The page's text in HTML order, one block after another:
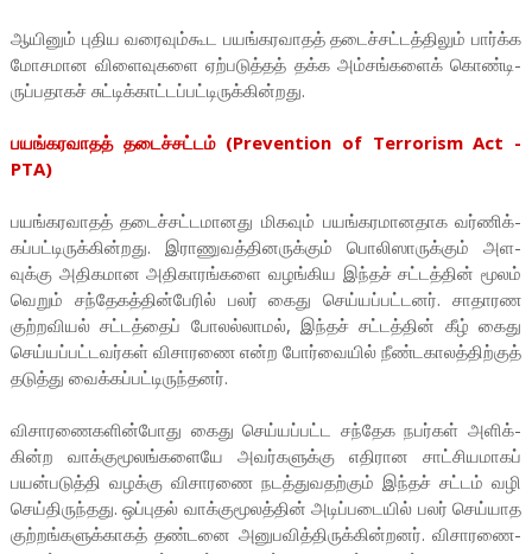
ஆயினும் புதிய வரை­வும்­கூட பயங்­க­ர­வாதத் தடைச்­சட்­டத்­திலும் பார்க்க
மோச­மான விளை­வு­களை ஏற்­ப­டுத்தத் தக்க அம்­சங்­களைக் கொண்­டி­
ருப்­ப­தாகச் சுட்­டிக்­காட்­டப்­பட்­டிருக்கின்­றது.
பயங்­க­ர­வாதத் தடைச்­சட்டம் (Prevention of Terrorism Act -
PTA)
பயங்­க­ர­வாதத் தடைச்­சட்­ட­மா­னது மிகவும் பயங்­க­ர­மா­ன­தாக வர்­ணிக்­
கப்­பட்­டி­ருக்­கின்­றது. இரா­ணு­வத்­தி­ன­ருக்கும் பொலி­ஸா­ருக்கும் அள­
வுக்கு அதி­க­மான அதி­கா­ரங்­களை வழங்­கிய இந்தச் சட்­டத்தின் மூலம்
வெறும் சந்­தே­கத்­தின்­பேரில் பலர் கைது செய்­யப்­பட்­டனர். சாதா­ரண
குற்­ற­வியல் சட்­டத்தைப் போலல்­லாமல், இந்தச் சட்­டத்தின் கீழ் கைது
செய்­யப்­பட்­ட­வர்கள் விசா­ரணை என்ற போர்­வையில் நீண்­ட­கா­லத்­திற்குத்
தடுத்து வைக்­கப்­பட்­டி­ருந்­தனர்.
விசா­ர­ணை­க­ளின்­போது கைது செய்­யப்­பட்ட சந்­தேக நபர்கள் அளிக்­
கின்ற வாக்­கு­மூ­லங்­க­ளையே அவர்­க­ளுக்கு எதி­ரான சாட்­சி­ய­மாகப்
பயன்­ப­டுத்தி வழக்கு விசா­ரணை நடத்­து­வ­தற்கும் இந்தச் சட்டம் வழி
செய்­தி­ருந்­தது. ஒப்­புதல் வாக்­கு­மூ­லத்தின் அடிப்­ப­டையில் பலர் செய்­யாத
குற்­றங்­க­ளுக்­காகத் தண்­டனை அனு­ப­வித்­தி­ருக்­கின்­றனர். விசா­ர­ணை­